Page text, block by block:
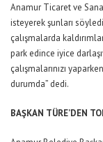
Anamur Ticaret ve
isteyerek şunları
çalışmalarda
park edince iyice
çalışmalarınızı
durumda” dedi.
BAŞKAN TÜRE’DEN